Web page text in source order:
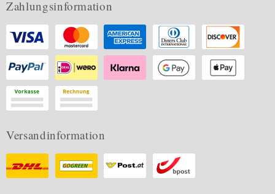
Zahlungsinformation
Versandinformation